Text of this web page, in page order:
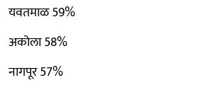
यवतमाळ 59%
अकोला 58%
नागपूर 57%